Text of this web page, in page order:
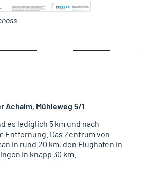
Achalm, Mühleweg 5/1
es lediglich 5 km und nach
Entfernung. Das Zentrum von
in rund 20 km, den Flughafen in
in knapp 30 km.